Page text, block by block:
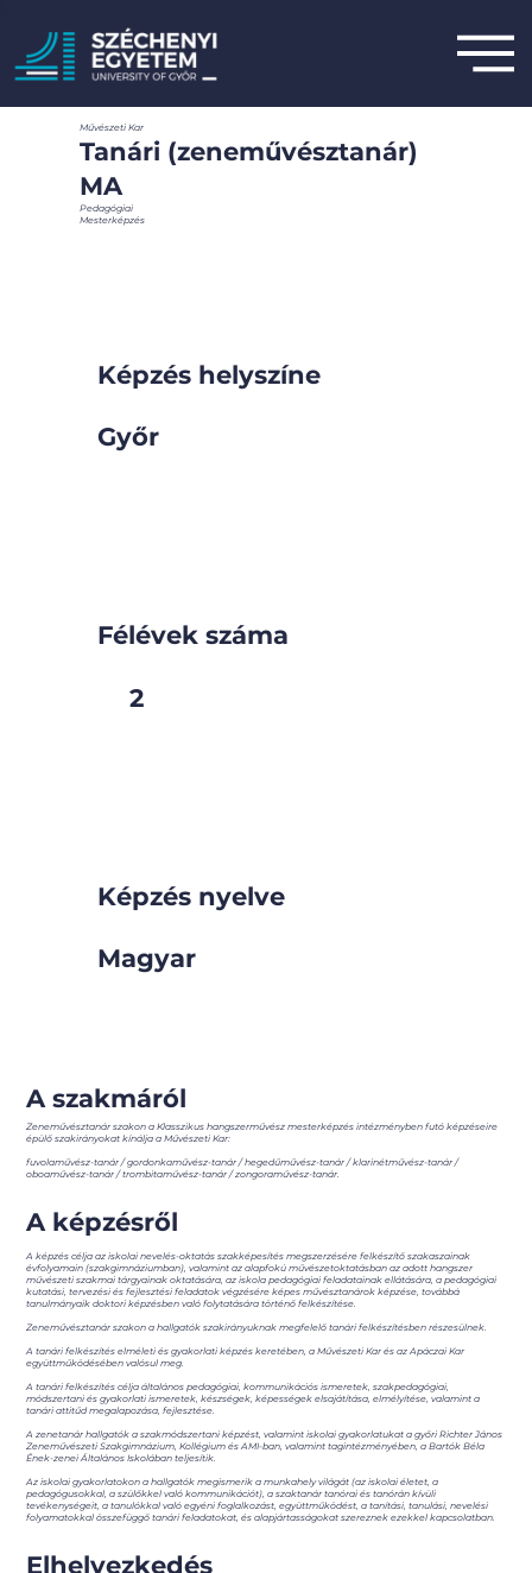
Tanári (zeneművésztanár)
MA
Pedagógiai
Mesterképzés
Művészeti Kar
A képzésről
A képzés célja az iskolai nevelés-oktatás szakképesítés megszerzésére felkészítő szakaszainak
évfolyamain (szakgimnáziumban), valamint az alapfokú művészetoktatásban az adott hangszer
művészeti szakmai tárgyainak oktatására, az iskola pedagógiai feladatainak ellátására, a pedagógiai
kutatási, tervezési és fejlesztési feladatok végzésére képes művésztanárok képzése, továbbá
tanulmányaik doktori képzésben való folytatására történő felkészítése.
Zeneművésztanár szakon a hallgatók szakirányuknak megfelelő tanári felkészítésben részesülnek.
A tanári felkészítés elméleti és gyakorlati képzés keretében, a Művészeti Kar és az Apáczai Kar
együttműködésében valósul meg.
A tanári felkészítés célja általános pedagógiai, kommunikációs ismeretek, szakpedagógiai,
módszertani és gyakorlati ismeretek, készségek, képességek elsajátítása, elmélyítése, valamint a
tanári attitűd megalapozása, fejlesztése.
A zenetanár hallgatók a szakmódszertani képzést, valamint iskolai gyakorlatukat a győri Richter János
Zeneművészeti Szakgimnázium, Kollégium és AMI-ban, valamint tagintézményében, a Bartók Béla
Ének-zenei Általános Iskolában teljesítik.
Az iskolai gyakorlatokon a hallgatók megismerik a munkahely világát (az iskolai életet, a
pedagógusokkal, a szülőkkel való kommunikációt), a szaktanár tanórai és tanórán kívüli
tevékenységeit, a tanulókkal való egyéni foglalkozást, együttműködést, a tanítási, tanulási, nevelési
folyamatokkal összefüggő tanári feladatokat, és alapjártasságokat szereznek ezekkel kapcsolatban.
Képzés helyszíne
Győr
Félévek száma
2
Képzés nyelve
Magyar
A szakmáról
Zeneművésztanár szakon a Klasszikus hangszerművész mesterképzés intézményben futó képzéseire
épülő szakirányokat kínálja a Művészeti Kar:
fuvolaművész-tanár / gordonkaművész-tanár / hegedűművész-tanár / klarinétművész-tanár /
oboaművész-tanár / trombitaművész-tanár / zongoraművész-tanár.
Elhelyezkedés